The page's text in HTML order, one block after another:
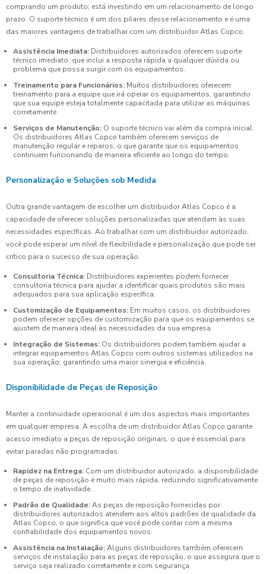
comprando um produto; está investindo em um relacionamento de longo
prazo. O suporte técnico é um dos pilares desse relacionamento e é uma
das maiores vantagens de trabalhar com um distribuidor Atlas Copco.
Assistência Imediata: Distribuidores autorizados oferecem suporte
técnico imediato, que inclui a resposta rápida a qualquer dúvida ou
problema que possa surgir com os equipamentos.
Treinamento para Funcionários: Muitos distribuidores oferecem
treinamento para a equipe que irá operar os equipamentos, garantindo
que sua equipe esteja totalmente capacitada para utilizar as máquinas
corretamente.
Serviços de Manutenção: O suporte técnico vai além da compra inicial.
Os distribuidores Atlas Copco também oferecem serviços de
manutenção regular e reparos, o que garante que os equipamentos
continuem funcionando de maneira eficiente ao longo do tempo.
Personalização e Soluções sob Medida
Outra grande vantagem de escolher um distribuidor Atlas Copco é a
capacidade de oferecer soluções personalizadas que atendam às suas
necessidades específicas. Ao trabalhar com um distribuidor autorizado,
você pode esperar um nível de flexibilidade e personalização que pode ser
crítico para o sucesso de sua operação.
Consultoria Técnica: Distribuidores experientes podem fornecer
consultoria técnica para ajudar a identificar quais produtos são mais
adequados para sua aplicação específica.
Customização de Equipamentos: Em muitos casos, os distribuidores
podem oferecer opções de customização para que os equipamentos se
ajustem de maneira ideal às necessidades da sua empresa.
Integração de Sistemas: Os distribuidores podem também ajudar a
integrar equipamentos Atlas Copco com outros sistemas utilizados na
sua operação, garantindo uma maior sinergia e eficiência.
Disponibilidade de Peças de Reposição
Manter a continuidade operacional é um dos aspectos mais importantes
em qualquer empresa. A escolha de um distribuidor Atlas Copco garante
acesso imediato a peças de reposição originais, o que é essencial para
evitar paradas não programadas.
Rapidez na Entrega: Com um distribuidor autorizado, a disponibilidade
de peças de reposição é muito mais rápida, reduzindo significativamente
o tempo de inatividade.
Padrão de Qualidade:As peças de reposição fornecidas por
distribuidores autorizados atendem aos altos padrões de qualidade da
Atlas Copco, o que significa que você pode contar com a mesma
confiabilidade dos equipamentos novos.
Assistência na Instalação:Alguns distribuidores também oferecem
serviços de instalação para as peças de reposição, o que assegura que o
serviço seja realizado corretamente e com segurança.